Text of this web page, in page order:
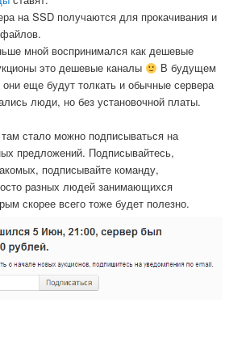
на SSD получаются для прокачивания и
мной воспринимался как дешевые
это дешевые каналы
В будущем
они еще будут толкать и обычные сервера
люди, но без установочной платы.
стало можно подписываться на
предложений. Подписывайтесь,
подписывайте команду,
разных людей занимающихся
скорее всего тоже будет полезно.